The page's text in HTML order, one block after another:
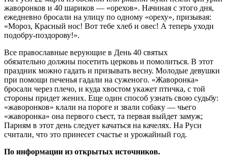
жаворонков и 40 шариков — «орехов». Начиная с этого дня,
ежедневно бросали на улицу по одному «ореху», призывая:
«Мороз, Красный нос! Вот тебе хлеб и овес! А теперь уходи
подобру-поздорову!».
Все православные верующие в День 40 святых
обязательно должны посетить церковь и помолиться. В этот
праздник можно гадать и призывать весну. Молодые девушки
при помощи печенья гадали на суженого. «Жаворонка»
бросали через плечо, и куда хвостом укажет птичка, с той
стороны придет жених. Еще один способ узнать свою судьбу:
«жаворонков» клали на пороге и звали собаку — чьего
«жаворонка» она первого съест, та первая выйдет замуж;
Парням в этот день следует качаться на качелях. На Руси
считали, что это принесет счастье и урожайный год.
По информации из открытых источников.